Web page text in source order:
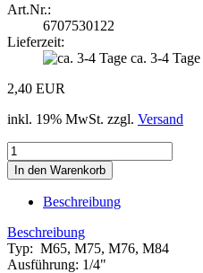
Art.Nr.:
6707530122
Lieferzeit:
ca. 3-4 Tage
2,40 EUR
inkl. 19% MwSt. zzgl. Versand
Beschreibung
Beschreibung
Typ: M65, M75, M76, M84
Ausführung: 1/4"